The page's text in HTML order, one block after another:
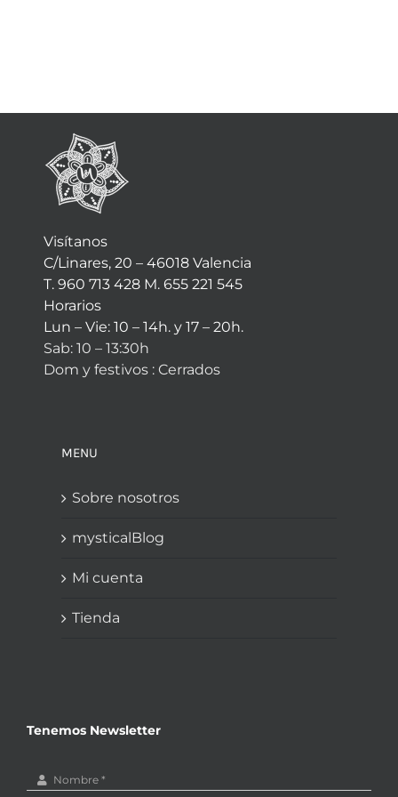
Visítanos
C/Linares, 20 – 46018 Valencia
T. 960 713 428 M. 655 221 545
Horarios
Lun – Vie: 10 – 14h. y 17 – 20h.
Sab: 10 – 13:30h
Dom y festivos : Cerrados
MENU
Sobre nosotros
mysticalBlog
Mi cuenta
Tienda
Tenemos Newsletter